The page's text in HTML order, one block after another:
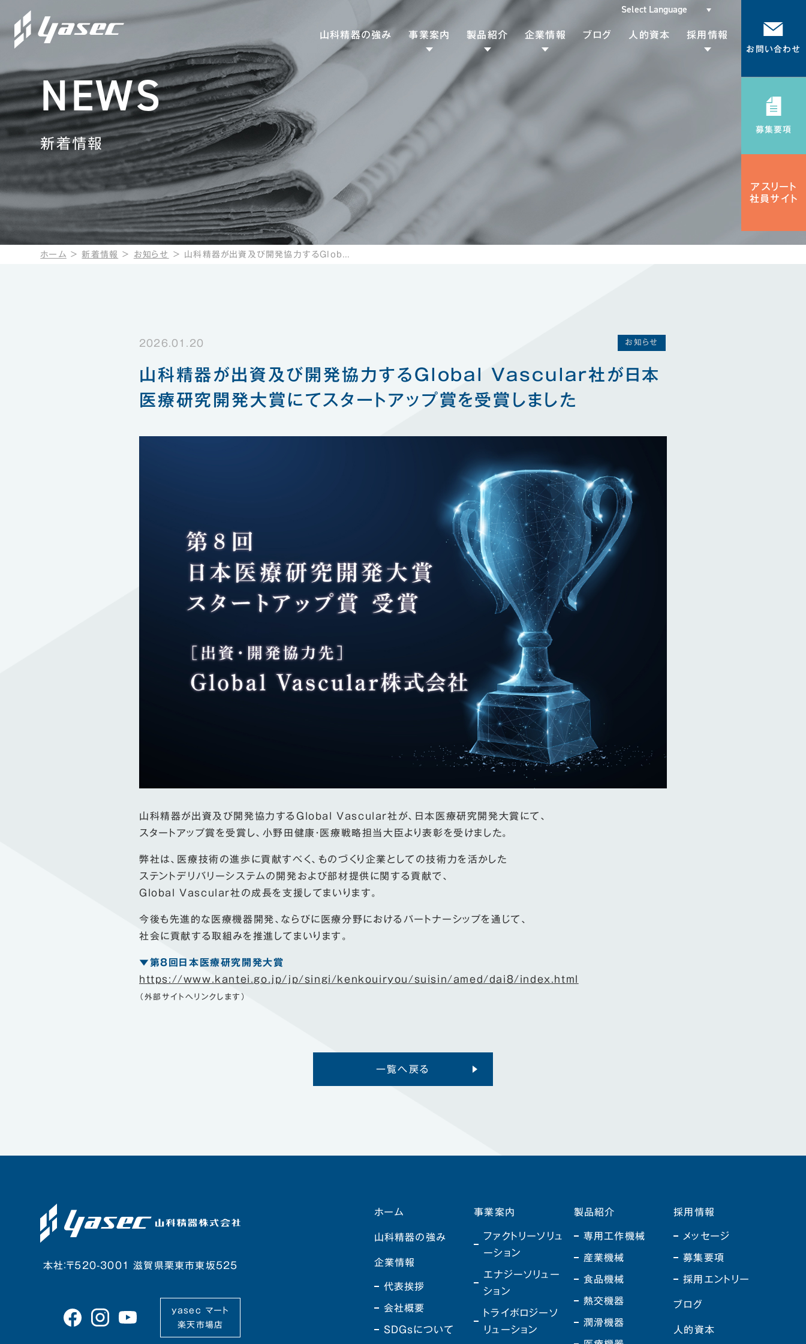
山科精器の強み 事業案内
ファクトリー
ソリューション
エナジー
ソリューション
ソリューション
製品紹介
専用工作機械
理化学製品/衛生用品
企業情報 ブログ 人的資本 採用情報
お問い合わせ
募集要項
アスリート
社員サイト
NEWS
新着情報
ホーム ＞新着情報 ＞ お知らせ ＞ 山科精器が出資及び開発協力するGlobal Vascular社が日本医療研究開発大賞にてスタートアップ賞を受賞しました
2026.01.20 お知らせ
山科精器が出資及び開発協力するGlobal Vascular社が日本
医療研究開発大賞にてスタートアップ賞を受賞しました
山科精器が出資及び開発協力するGlobal Vascular社が、日本医療研究開発大賞にて、
スタートアップ賞を受賞し、小野田健康・医療戦略担当大臣より表彰を受けました。
弊社は、医療技術の進歩に貢献すべく、ものづくり企業としての技術力を活かした
ステントデリバリーシステムの開発および部材提供に関する貢献で、
Global Vascular社の成長を支援してまいります。
今後も先進的な医療機器開発、ならびに医療分野におけるパートナーシップを通じて、
社会に貢献する取組みを推進してまいります。
▼第８回日本医療研究開発大賞
https://www.kantei.go.jp/jp/singi/kenkouiryou/suisin/amed/dai8/index.html
（外部サイトへリンクします）
一覧へ戻る
本社：〒520-3001 滋賀県栗東市東坂525
yasec マート
楽天市場店
ホーム
山科精器の強み
企業情報
代表挨拶
会社概要
SDGsについて
事業案内
ファクトリーソリュ
ーション
エナジーソリュー
ション
トライボロジーソ
リューション
製品紹介
専用工作機械
産業機械
食品機械
熱交機器
潤滑機器
採用情報
メッセージ
募集要項
採用エントリー
ブログ
人的資本